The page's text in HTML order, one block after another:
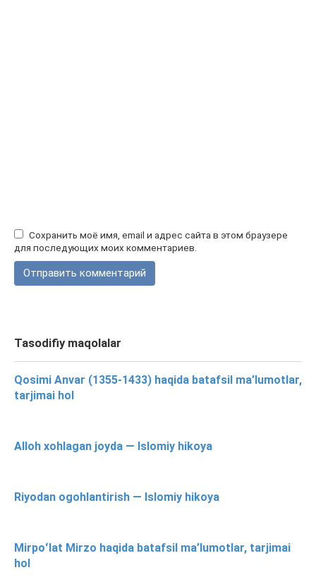
Сохранить моё имя, email и адрес сайта в этом браузере
для последующих моих комментариев.
Tasodifiy maqolalar
Qosimi Anvar (1355-1433) haqida batafsil ma’lumotlar,
tarjimai hol
Alloh xohlagan joyda — Islomiy hikoya
Riyodan ogohlantirish — Islomiy hikoya
Mirpoʻlat Mirzo haqida batafsil ma’lumotlar, tarjimai
hol